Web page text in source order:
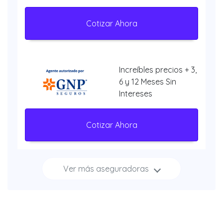
Cotizar Ahora
Increíbles precios + 3,
6 y 12 Meses Sin
Intereses
Cotizar Ahora
Increíbles
Ver más aseguradoras